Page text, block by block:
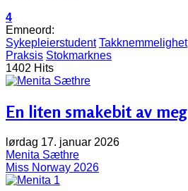
4
Emneord:
Sykepleierstudent Takknemmelighet
Praksis Stokmarknes
1402 Hits
En liten smakebit av meg
lørdag 17. januar 2026
Menita Sæthre
Miss Norway 2026